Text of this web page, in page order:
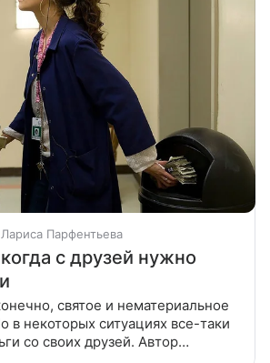
Лариса Парфентьева
с друзей нужно
святое и нематериальное
в некоторых ситуациях все-таки
со своих друзей. Автор